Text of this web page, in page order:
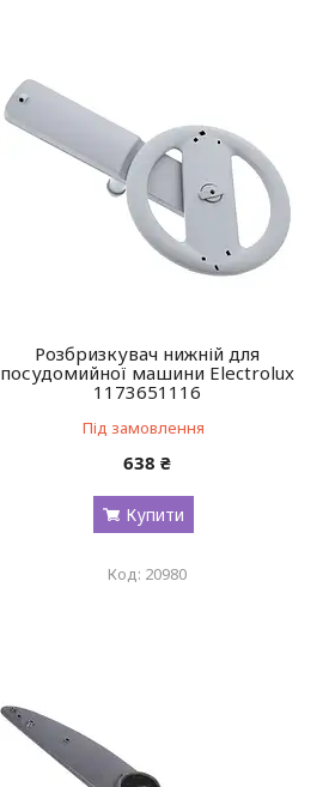
Розбризкувач нижній для
посудомийної машини Electrolux
1173651116
Під замовлення
638 ₴
Купити
20980